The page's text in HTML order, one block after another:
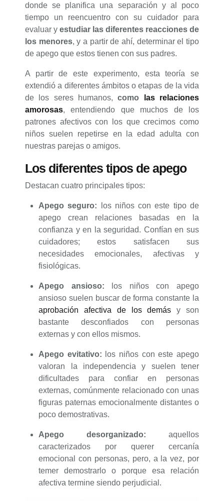
donde se planifica una separación y al poco
tiempo un reencuentro con su cuidador para
evaluar y estudiar las diferentes reacciones de
los menores, y a partir de ahí, determinar el tipo
de apego que estos tienen con sus padres.
A partir de este experimento, esta teoría se
extendió a diferentes ámbitos o etapas de la vida
de los seres humanos,como
las relaciones
amorosas, entendiendo que muchos de los
patrones afectivos con los que crecimos como
niños suelen repetirse en la edad adulta con
nuestras parejas o amigos.
Los diferentes tipos de apego
Destacan cuatro principales tipos:
Apego seguro: los niños con este tipo de
apego crean relaciones basadas en la
confianza y en la seguridad. Confían en sus
cuidadores; estos satisfacen sus
necesidades emocionales, afectivas y
fisiológicas.
Apego ansioso: los niños con apego
ansioso suelen buscar de forma constante la
aprobación afectiva de los demás y son
bastante desconfiados con personas
externas y con ellos mismos.
Apego evitativo: los niños con este apego
valoran la independencia y suelen tener
dificultades para confiar en personas
externas, comúnmente relacionado con unas
figuras paternas emocionalmente distantes o
poco demostrativas.
Apego desorganizado: aquellos
caracterizados por querer cercanía
emocional con personas, pero, a la vez, por
temer demostrarlo o porque esa relación
afectiva termine siendo perjudicial.